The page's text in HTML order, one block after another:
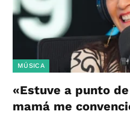
MÚSICA
«Estuve a punto
mamá me